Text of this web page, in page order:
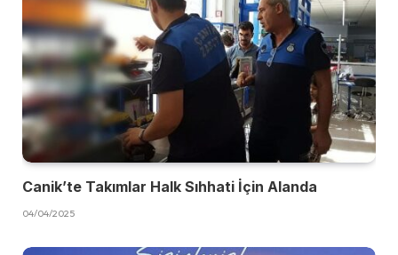
Canik’te Takımlar Halk Sıhhati İçin Alanda
04/04/2025